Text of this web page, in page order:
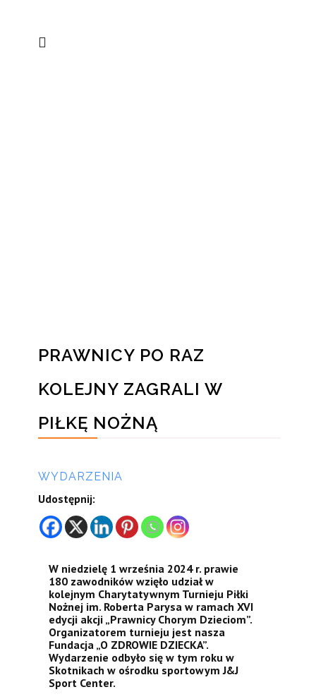
PRAWNICY PO RAZ
KOLEJNY ZAGRALI W
PIŁKĘ NOŻNĄ
WYDARZENIA
Udostępnij:
W niedzielę 1 września 2024 r. prawie
180 zawodników wzięło udział w
kolejnym Charytatywnym Turnieju Piłki
Nożnej im. Roberta Parysa w ramach XVI
edycji akcji „Prawnicy Chorym Dzieciom”.
Organizatorem turnieju jest nasza
Fundacja „O ZDROWIE DZIECKA”.
Wydarzenie odbyło się w tym roku w
Skotnikach w ośrodku sportowym J&J
Sport Center.